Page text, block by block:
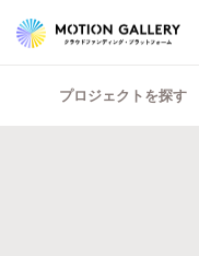
プロジェクトを探す